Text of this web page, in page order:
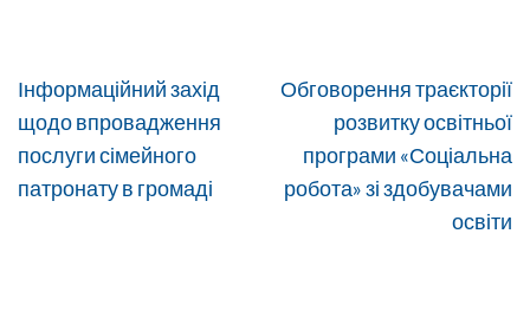
Навігація
записів
Інформаційний захід
щодо впровадження
послуги сімейного
патронату в громаді
Обговорення траєкторії
розвитку освітньої
програми «Соціальна
робота» зі здобувачами
освіти